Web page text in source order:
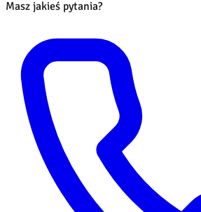
Masz jakieś pytania?